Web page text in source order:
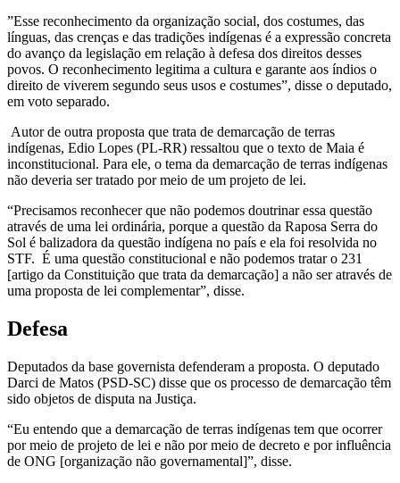
”Esse reconhecimento da organização social, dos costumes, das
línguas, das crenças e das tradições indígenas é a expressão concreta
do avanço da legislação em relação à defesa dos direitos desses
povos. O reconhecimento legitima a cultura e garante aos índios o
direito de viverem segundo seus usos e costumes”, disse o deputado,
em voto separado.
Autor de outra proposta que trata de demarcação de terras
indígenas, Edio Lopes (PL-RR) ressaltou que o texto de Maia é
inconstitucional. Para ele, o tema da demarcação de terras indígenas
não deveria ser tratado por meio de um projeto de lei.
“Precisamos reconhecer que não podemos doutrinar essa questão
através de uma lei ordinária, porque a questão da Raposa Serra do
Sol é balizadora da questão indígena no país e ela foi resolvida no
STF. É uma questão constitucional e não podemos tratar o 231
[artigo da Constituição que trata da demarcação] a não ser através de
uma proposta de lei complementar”, disse.
Defesa
Deputados da base governista defenderam a proposta. O deputado
Darci de Matos (PSD-SC) disse que os processo de demarcação têm
sido objetos de disputa na Justiça.
“Eu entendo que a demarcação de terras indígenas tem que ocorrer
por meio de projeto de lei e não por meio de decreto e por influência
de ONG [organização não governamental]”, disse.